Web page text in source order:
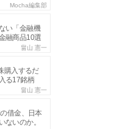
Mocha編集部
い「金融機
融商品10選
畠山 憲一
購入するだ
る17銘柄
畠山 憲一
借金、日本
ないのか。